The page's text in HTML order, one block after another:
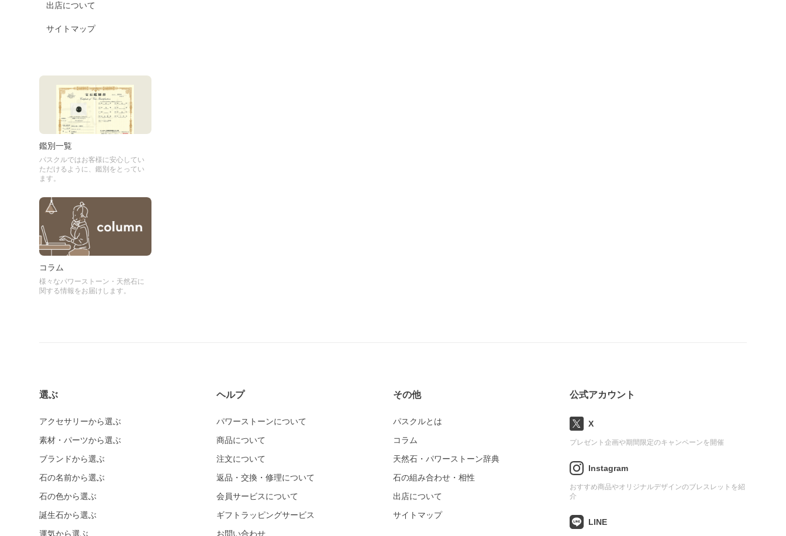
出店について
サイトマップ
鑑別一覧
パスクルではお客様に安心してい
ただけるように、鑑別をとってい
ます。
コラム
様々なパワーストーン・天然石に
関する情報をお届けします。
選ぶ
アクセサリーから選ぶ
素材・パーツから選ぶ
ブランドから選ぶ
石の名前から選ぶ
石の色から選ぶ
誕生石から選ぶ
運気から選ぶ
ヘルプ
パワーストーンについて
商品について
注文について
返品・交換・修理について
会員サービスについて
ギフトラッピングサービス
お問い合わせ
その他
パスクルとは
コラム
天然石・パワーストーン辞典
石の組み合わせ・相性
出店について
サイトマップ
公式アカウント
X
プレゼント企画や期間限定のキャンペーンを開催
Instagram
おすすめ商品やオリジナルデザインのブレスレットを紹
介
LINE